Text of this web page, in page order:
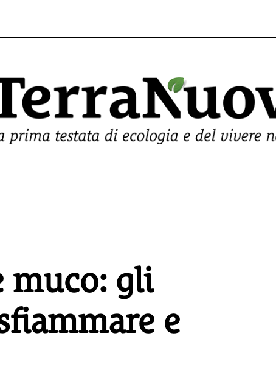
muco: gli
e